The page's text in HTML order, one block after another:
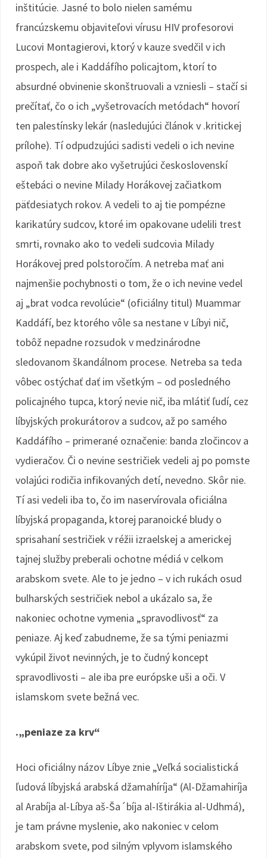
inštitúcie. Jasné to bolo nielen samému
francúzskemu objaviteľovi vírusu HIV profesorovi
Lucovi Montagierovi, ktorý v kauze svedčil v ich
prospech, ale i Kaddáfího policajtom, ktorí to
absurdné obvinenie skonštruovali a vzniesli – stačí si
prečítať, čo o ich „vyšetrovacích metódach“ hovorí
ten palestínsky lekár (nasledujúci článok v .kritickej
prílohe). Tí odpudzujúci sadisti vedeli o ich nevine
aspoň tak dobre ako vyšetrujúci československí
eštebáci o nevine Milady Horákovej začiatkom
päťdesiatych rokov. A vedeli to aj tie pompézne
karikatúry sudcov, ktoré im opakovane udelili trest
smrti, rovnako ako to vedeli sudcovia Milady
Horákovej pred polstoročím. A netreba mať ani
najmenšie pochybnosti o tom, že o ich nevine vedel
aj „brat vodca revolúcie“ (oficiálny titul) Muammar
Kaddáfí, bez ktorého vôle sa nestane v Líbyi nič,
tobôž nepadne rozsudok v medzinárodne
sledovanom škandálnom procese. Netreba sa teda
vôbec ostýchať dať im všetkým – od posledného
policajného tupca, ktorý nevie nič, iba mlátiť ľudí, cez
líbyjských prokurátorov a sudcov, až po samého
Kaddáfího – primerané označenie: banda zločincov a
vydieračov. Či o nevine sestričiek vedeli aj po pomste
volajúci rodičia infikovaných detí, nevedno. Skôr nie.
Tí asi vedeli iba to, čo im naservírovala oficiálna
líbyjská propaganda, ktorej paranoické bludy o
sprisahaní sestričiek v réžii izraelskej a americkej
tajnej služby preberali ochotne médiá v celkom
arabskom svete. Ale to je jedno – v ich rukách osud
bulharských sestričiek nebol a ukázalo sa, že
nakoniec ochotne vymenia „spravodlivosť“ za
peniaze. Aj keď zabudneme, že sa tými peniazmi
vykúpil život nevinných, je to čudný koncept
spravodlivosti – ale iba pre európske uši a oči. V
islamskom svete bežná vec.
.„peniaze za krv“
Hoci oficiálny názov Líbye znie „Veľká socialistická
ľudová líbyjská arabská džamahíríja“ (Al-Džamahiríja
al Arabíja al-Líbya aš-Ša´bíja al-Ištirákia al-Udhmá),
je tam právne myslenie, ako nakoniec v celom
arabskom svete, pod silným vplyvom islamského